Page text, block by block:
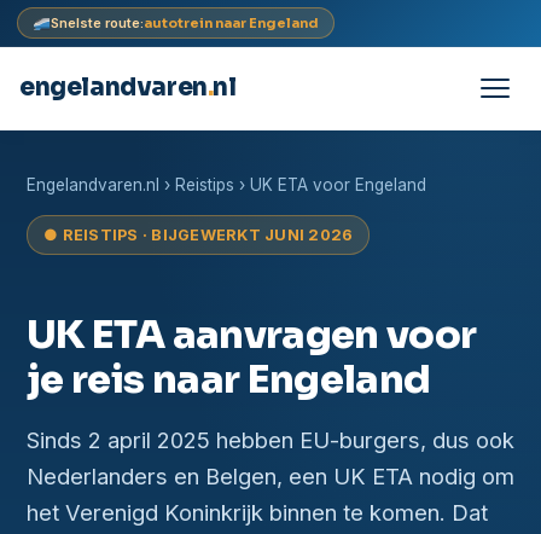
Snelste route:autotrein naar Engeland
engelandvaren.nl
naar
inhoud
Engelandvaren.nl › Reistips › UK ETA voor Engeland
● REISTIPS · BIJGEWERKT JUNI 2026
UK ETA aanvragen voor
je reis naar Engeland
Sinds 2 april 2025 hebben EU-burgers, dus ook
Nederlanders en Belgen, een UK ETA nodig om
het Verenigd Koninkrijk binnen te komen. Dat